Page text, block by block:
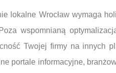
lokalne Wrocław wymaga
wspomnianą
Twojej firmy na innych
portale informacyjne,